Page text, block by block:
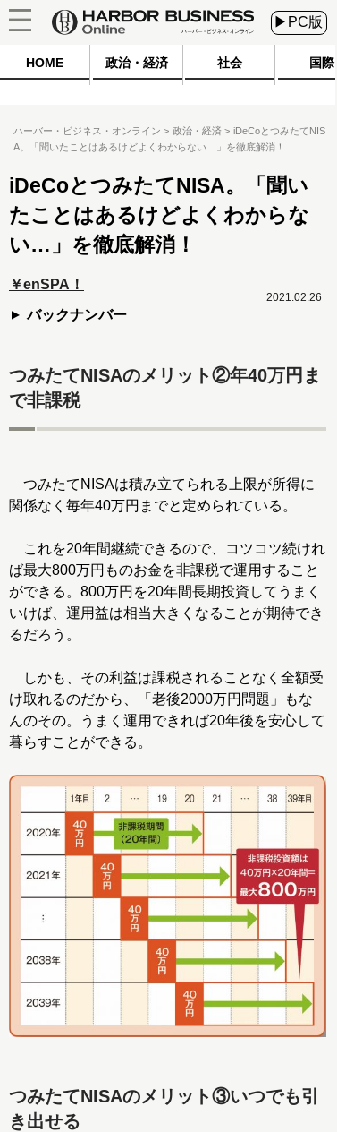
▶PC版
HOME 政治・経済 社会 国際
ハーバー・ビジネス・オンライン 政治・経済
iDeCoとつみたてNIS
A。「聞いたことはあるけどよくわからない…」を徹底解消！
iDeCoとつみたてNISA。「聞い
たことはあるけどよくわからな
い…」を徹底解消！
￥enSPA！
バックナンバー
2021.02.26
つみたてNISAのメリット②年40万円ま
で非課税
つみたてNISAは積み立てられる上限が所得に
関係なく毎年40万円までと定められている。
これを20年間継続できるので、コツコツ続けれ
ば最大800万円ものお金を非課税で運用すること
ができる。800万円を20年間長期投資してうまく
いけば、運用益は相当大きくなることが期待でき
るだろう。
しかも、その利益は課税されることなく全額受
け取れるのだから、「老後2000万円問題」もな
んのその。うまく運用できれば20年後を安心して
暮らすことができる。
つみたてNISAのメリット③いつでも引
き出せる